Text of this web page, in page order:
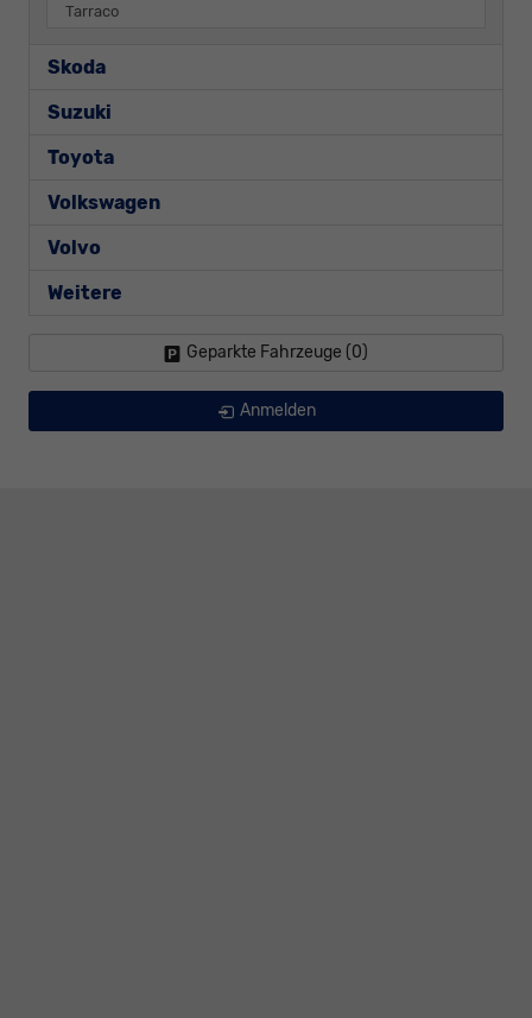
Tarraco
Skoda
Suzuki
Toyota
Volkswagen
Volvo
Weitere
Geparkte Fahrzeuge (0)
Anmelden